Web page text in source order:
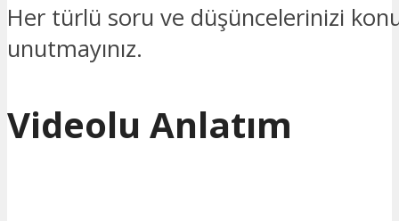
Her türlü soru ve düşüncelerinizi
unutmayınız.
Videolu Anlatım